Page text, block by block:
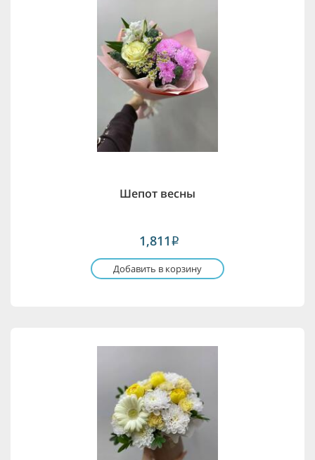
Шепот весны
1,811 i
Добавить в корзину